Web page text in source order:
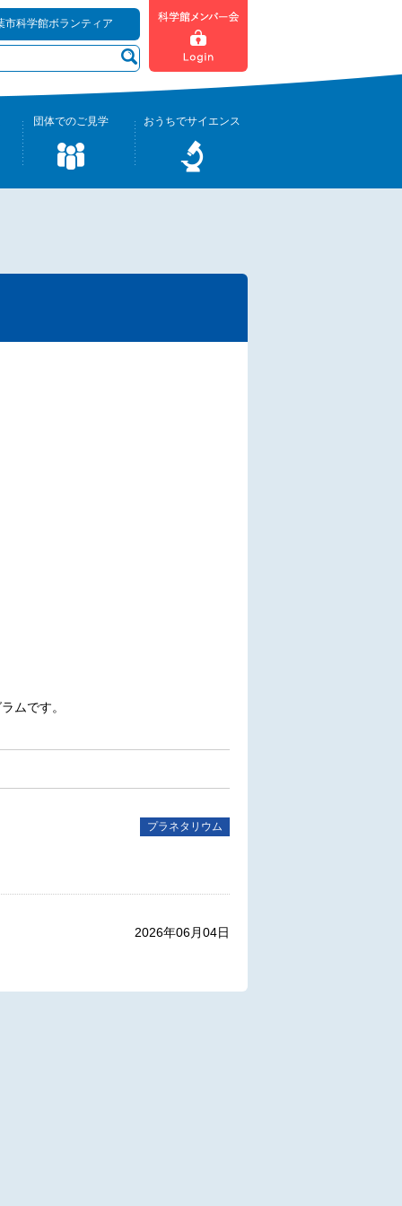
市科学館ボランティア
団体でのご見学 おうちでサイエンス
ムです。
プラネタリウム
2026年06月04日